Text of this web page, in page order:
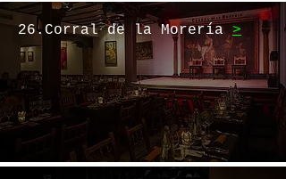
26.Corral de la Morería >